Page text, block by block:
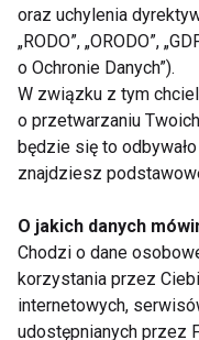
wykonywać
powtórzeń) lub
angażując przy tym
powinnien zostać
zakończony sesją
podstawowych
każdego ćwiczenia.
oraz uchylenia
„RODO”, „ORODO”,
o Ochronie Danych”).
W związku z tym
o przetwarzaniu
będzie się to
znajdziesz
O jakich danych
Chodzi o dane
korzystania przez
internetowych,
udostępnianych przez